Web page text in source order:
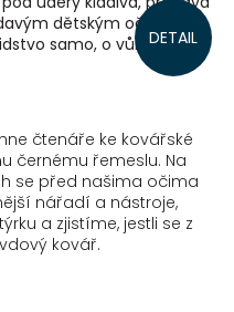
DETAIL
dětským očím.
samo, o vůni
čtenáře ke kovářské
černému řemeslu. Na
se před našima očima
nářadí a nástroje,
a zjistíme, jestli se z
kovář.